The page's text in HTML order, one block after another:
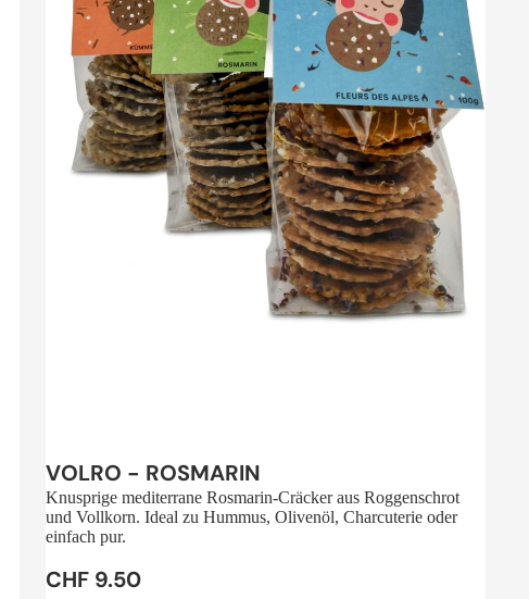
VOLRO - ROSMARIN
Knusprige mediterrane Rosmarin-Cräcker aus Roggenschrot
und Vollkorn. Ideal zu Hummus, Olivenöl, Charcuterie oder
einfach pur.
CHF 9.50